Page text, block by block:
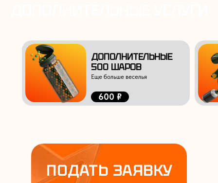
ДОПОЛНИТЕЛЬНЫЕ
500 ШАРОВ
Еще больше веселья
600 ₽
ПОДАТЬ ЗАЯВКУ